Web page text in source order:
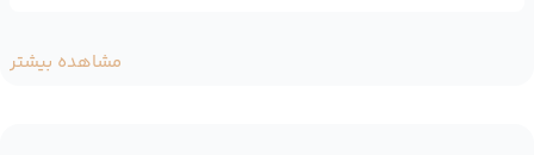
مشاهده بیشتر